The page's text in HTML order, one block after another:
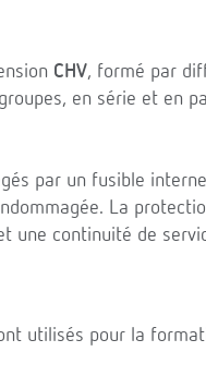
CHV, formé par
en série et en
par un fusible
La
une continuité de
utilisés pour la